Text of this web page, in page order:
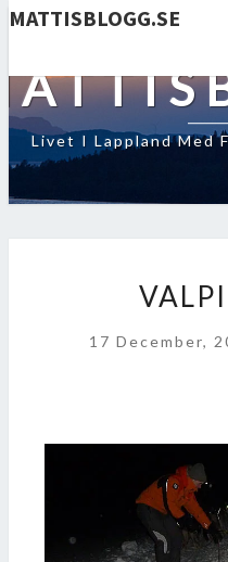
MATTISBLOGG.SE
Livet I Lappland Med
17 December,